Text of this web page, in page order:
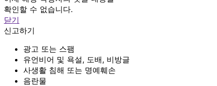
확인할 수 없습니다.
닫기
신고하기
광고 또는 스팸
유언비어 및 욕설, 도배, 비방글
사생활 침해 또는 명예훼손
음란물